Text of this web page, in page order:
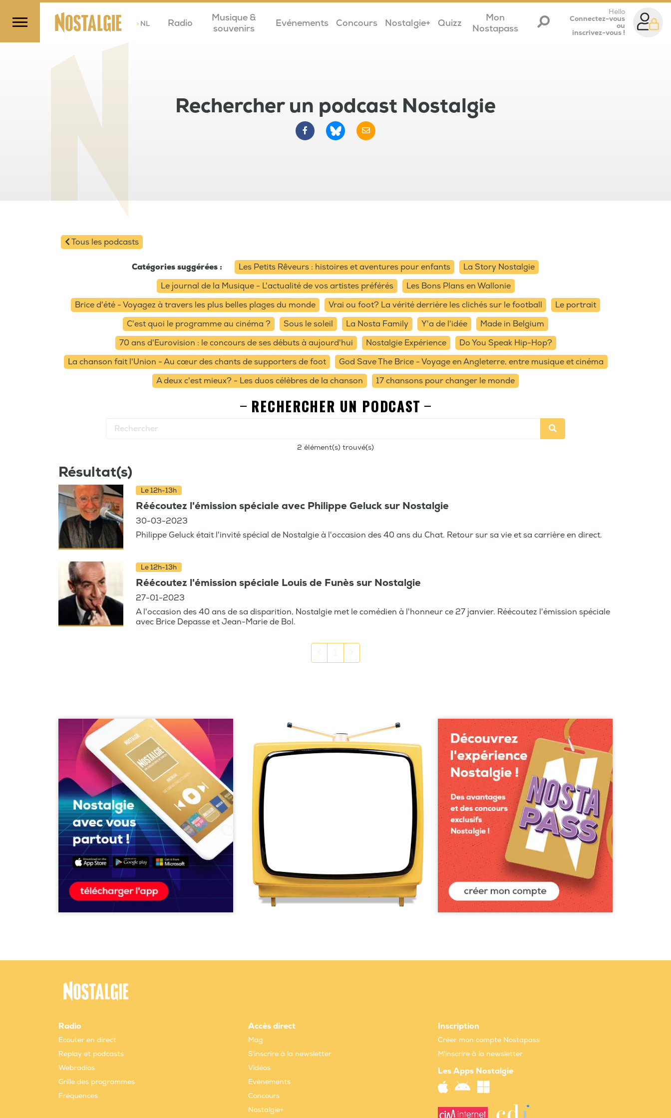
>NL Radio
Musique &
souvenirs
Evénements Concours Nostalgie+ Quizz
Mon
Nostapass
Hello
Connectez-vous
ou
inscrivez-vous !
Rechercher un podcast Nostalgie
Tous les podcasts
Catégories suggérées : Les Petits Rêveurs : histoires et aventures pour enfants
La Story Nostalgie
Le journal de la Musique - L'actualité de vos artistes préférés
Les Bons Plans en Wallonie
Brice d'été - Voyagez à travers les plus belles plages du monde
Vrai ou foot? La vérité derrière les clichés sur le football
Le portrait
C'est quoi le programme au cinéma ?
Sous le soleil La Nosta Family Y'a de l'idée
Made in Belgium
70 ans d'Eurovision : le concours de ses débuts à aujourd'hui
Nostalgie Expérience
Do You Speak Hip-Hop?
La chanson fait l'Union - Au cœur des chants de supporters de foot
God Save The Brice - Voyage en Angleterre, entre musique et cinéma
A deux c'est mieux? - Les duos célèbres de la chanson
17 chansons pour changer le monde
RECHERCHER UN PODCAST
2 élément(s) trouvé(s)
Résultat(s)
Le 12h-13h
Réécoutez l'émission spéciale avec Philippe Geluck sur Nostalgie
30-03-2023
Philippe Geluck était l'invité spécial de Nostalgie à l'occasion des 40 ans du Chat. Retour sur sa vie et sa carrière en direct.
Le 12h-13h
Réécoutez l'émission spéciale Louis de Funès sur Nostalgie
27-01-2023
A l'occasion des 40 ans de sa disparition, Nostalgie met le comédien à l'honneur ce 27 janvier. Réécoutez l'émission spéciale
avec Brice Depasse et Jean-Marie de Bol.
Previous
1
Radio
Ecouter en direct
Replay et podcasts
Webradios
Grille des programmes
Fréquences
Accès direct
Mag
S'inscrire à la newsletter
Vidéos
Evènements
Concours
Nostalgie+
Inscription
Créer mon compte Nostapass
M'inscrire à la newsletter
Les Apps Nostalgie